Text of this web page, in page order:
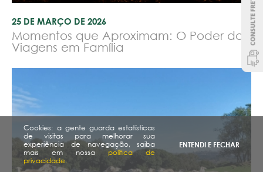
25 DE MARÇO DE 2026
Momentos que Aproximam: O Poder das
Viagens em Família
Cookies: a gente guarda estatísticas
de visitas para melhorar sua
experiência de navegação, saiba
mais em nossa política de
privacidade.
ENTENDI E FECHAR